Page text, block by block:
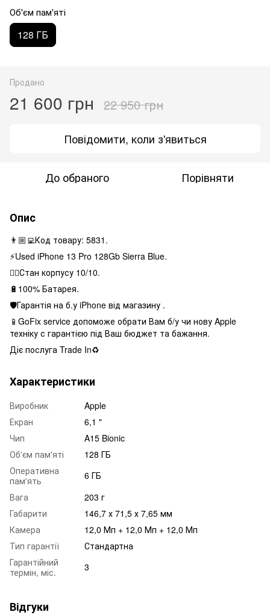
Об'єм пам'яті
128 ГБ
Продано
21 600 грн 22 950 грн
Повідомити, коли з'явиться
До обраного Порівняти
Опис
👨🏼‍💻Код товару: 5831.
⚡️Used iPhone 13 Pro 128Gb Sierra Blue.
👌🏻Стан корпусу 10/10.
🔋100% Батарея.
🛡Гарантія на б.у iPhone від магазину .
📱GoFix service допоможе обрати Вам б/у чи нову Apple
техніку с гарантією під Ваш бюджет та бажання.
Діє послуга Trade In♻️
Характеристики
Виробник
Apple
Екран
6,1 "
Чип
A15 Bionic
Об'єм пам'яті
128 ГБ
Оперативна
пам'ять
6 ГБ
Вага
203 г
Габарити
146,7 х 71,5 х 7,65 мм
Камера
12,0 Мп + 12,0 Мп + 12,0 Мп
Тип гарантії
Стандартна
Гарантійний
термін, міс.
3
Відгуки